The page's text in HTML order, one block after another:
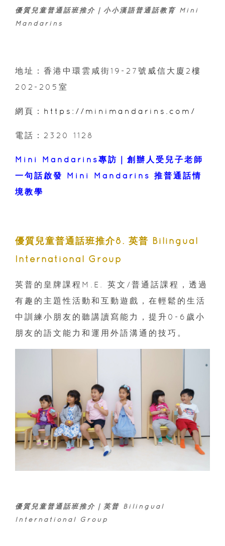
優質兒童普通話班推介｜小小漢語普通話教育 Mini
Mandarins
地址：香港中環雲咸街19-27號威信大廈2樓
202-205室
網頁： https://minimandarins.com/
電話：2320 1128
Mini Mandarins專訪｜創辦人受兒子老師
一句話啟發 Mini Mandarins 推普通話情
境教學
優質兒童普通話班推介8. 英普 Bilingual
International Group
英普的皇牌課程M.E. 英文/普通話課程，透過
有趣的主題性活動和互動遊戲，在輕鬆的生活
中訓練小朋友的聽講讀寫能力，提升0-6歲小
朋友的語文能力和運用外語溝通的技巧。
優質兒童普通話班推介｜英普 Bilingual
International Group